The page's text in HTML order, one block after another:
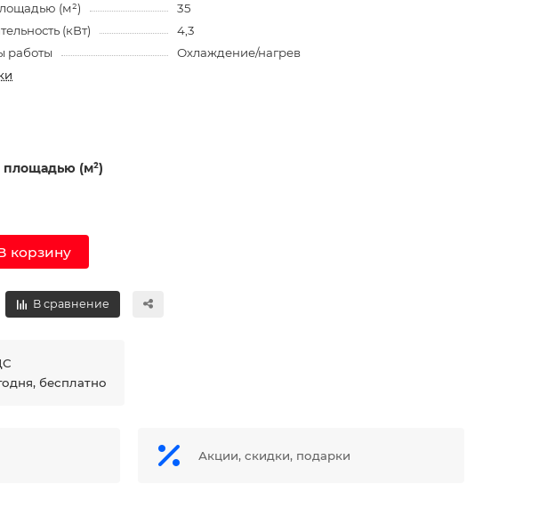
(м²)
35
(кВт)
4,3
работы
Охлаждение/нагрев
(м²)
корзину
В сравнение
бесплатно
Акции, скидки, подарки